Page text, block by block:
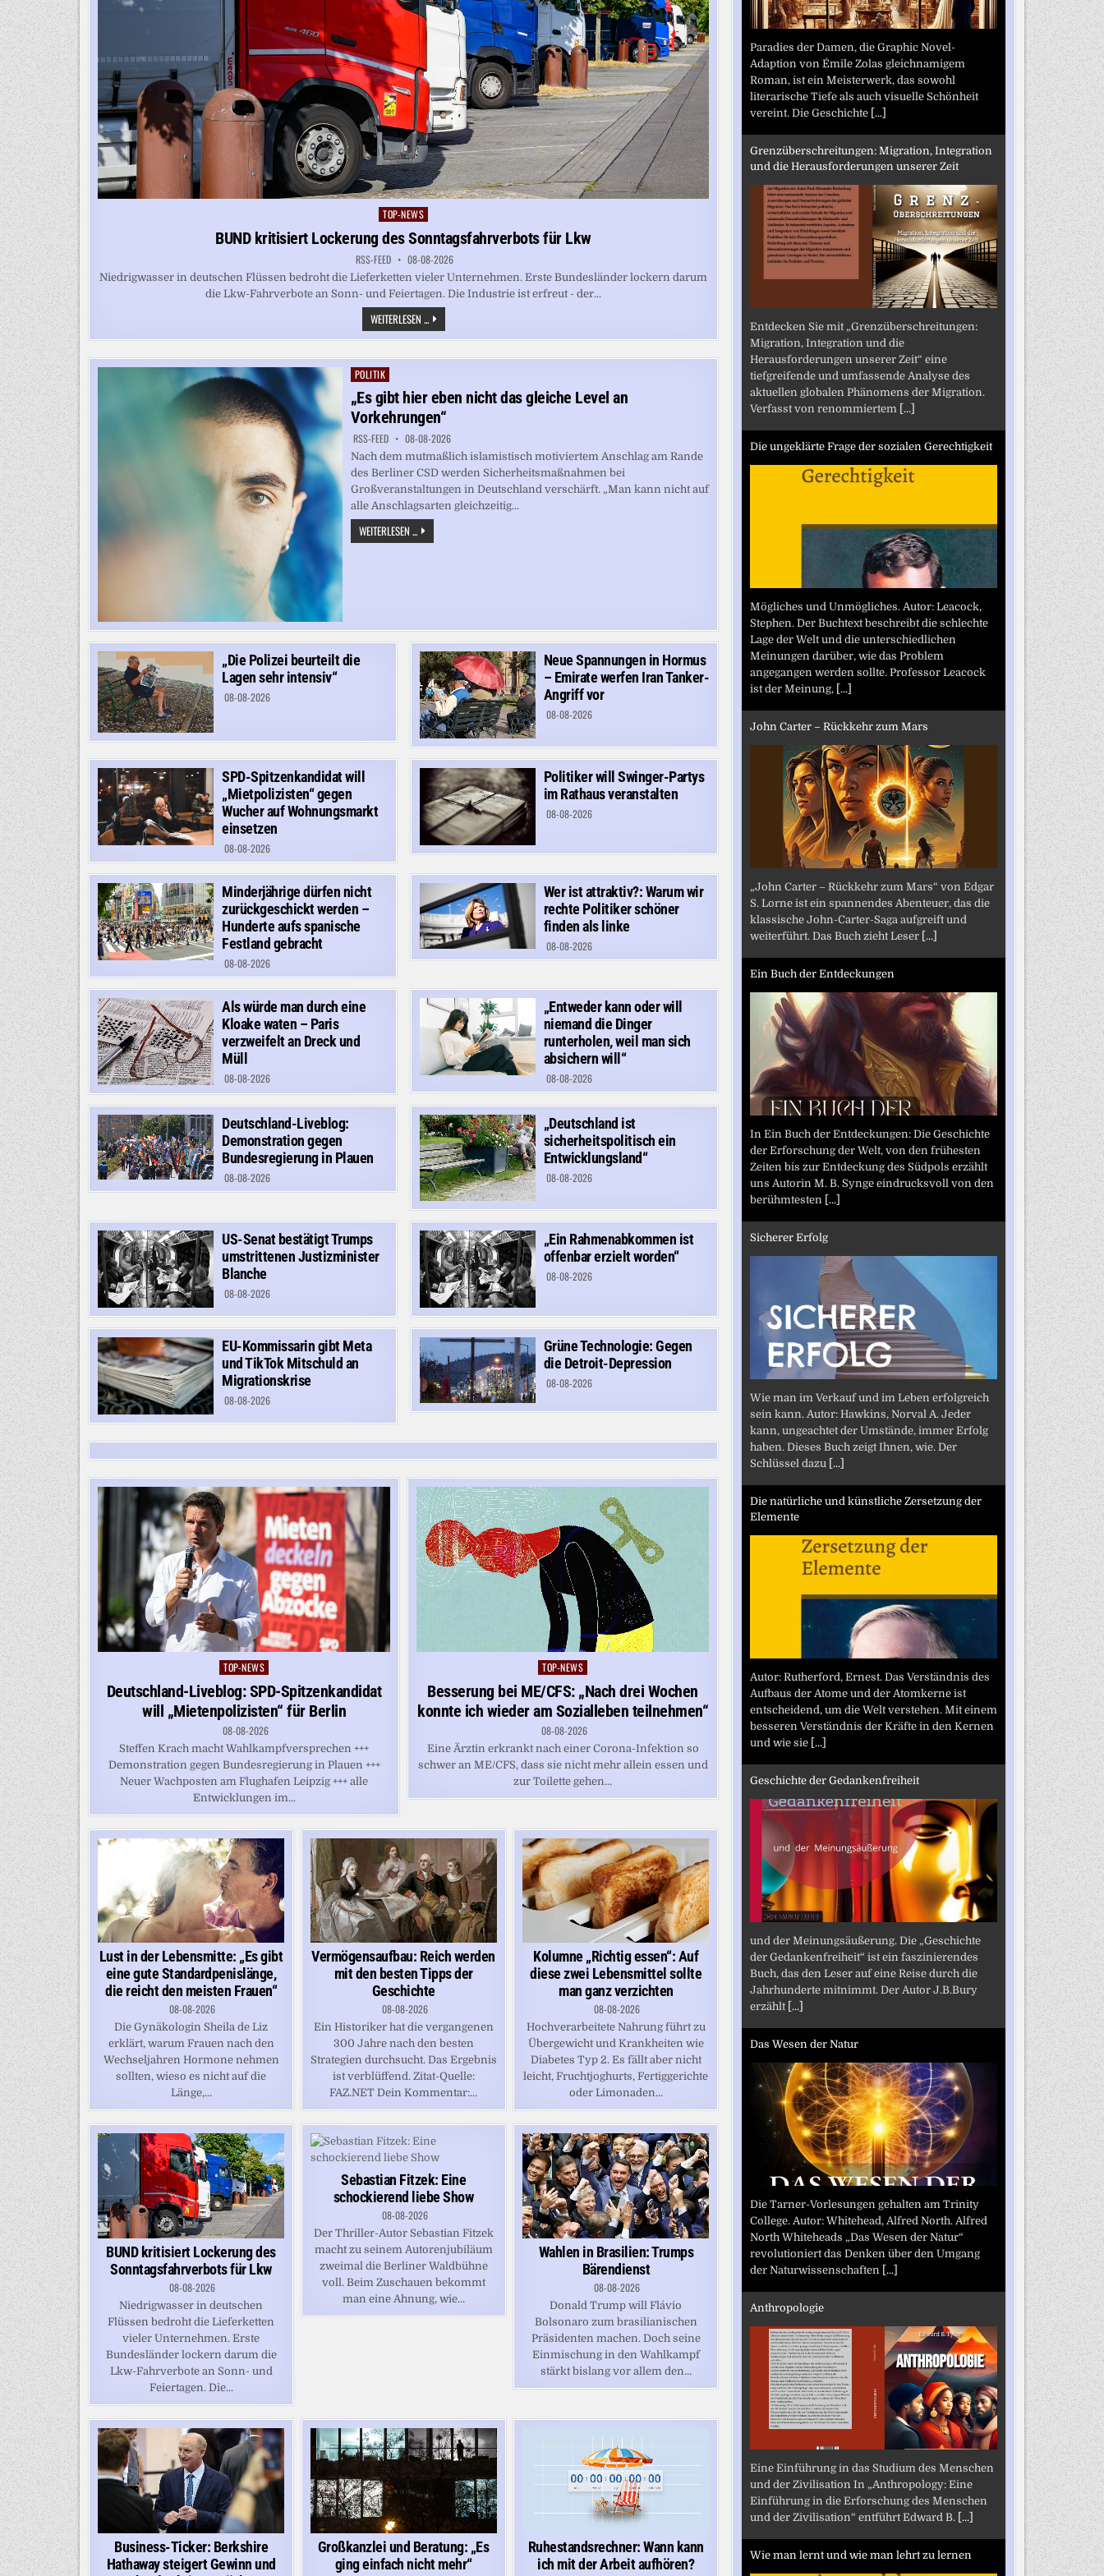
Posted
in
TOP-NEWS
BUND kritisiert Lockerung des Sonntagsfahrverbots für Lkw
RSS-FEED 08-08-2026
Niedrigwasser in deutschen Flüssen bedroht die Lieferketten vieler Unternehmen. Erste Bundesländer lockern darum
die Lkw-Fahrverbote an Sonn- und Feiertagen. Die Industrie ist erfreut - der...
WEITERLESEN ... BUND
KRITISIERT
LOCKERUNG
SONNTAGSFAHRVERBOTS
Posted
in
POLITIK
„Es gibt hier eben nicht das gleiche Level an
Vorkehrungen“
RSS-FEED 08-08-2026
Nach dem mutmaßlich islamistisch motiviertem Anschlag am Rande
des Berliner CSD werden Sicherheitsmaßnahmen bei
Großveranstaltungen in Deutschland verschärft. „Man kann nicht auf
alle Anschlagsarten gleichzeitig...
WEITERLESEN ... „ES
GIBT
„Die Polizei beurteilt die
Lagen sehr intensiv“
08-08-2026
Neue Spannungen in Hormus
– Emirate werfen Iran Tanker-
Angriff vor
08-08-2026
SPD-Spitzenkandidat will
„Mietpolizisten“ gegen
Wucher auf Wohnungsmarkt
einsetzen
08-08-2026
Politiker will Swinger-Partys
im Rathaus veranstalten
08-08-2026
Minderjährige dürfen nicht
zurückgeschickt werden –
Hunderte aufs spanische
Festland gebracht
08-08-2026
Wer ist attraktiv?: Warum wir
rechte Politiker schöner
finden als linke
08-08-2026
Als würde man durch eine
Kloake waten – Paris
verzweifelt an Dreck und
Müll
08-08-2026
„Entweder kann oder will
niemand die Dinger
runterholen, weil man sich
absichern will“
08-08-2026
Deutschland-Liveblog:
Demonstration gegen
Bundesregierung in Plauen
08-08-2026
„Deutschland ist
sicherheitspolitisch ein
Entwicklungsland“
08-08-2026
US-Senat bestätigt Trumps
umstrittenen Justizminister
Blanche
08-08-2026
„Ein Rahmenabkommen ist
offenbar erzielt worden“
08-08-2026
EU-Kommissarin gibt Meta
und TikTok Mitschuld an
Migrationskrise
08-08-2026
Grüne Technologie: Gegen
die Detroit-Depression
08-08-2026
Posted
in
TOP-NEWS
Deutschland-Liveblog: SPD-Spitzenkandidat
will „Mietenpolizisten“ für Berlin
08-08-2026
Steffen Krach macht Wahlkampfversprechen +++
Demonstration gegen Bundesregierung in Plauen +++
Neuer Wachposten am Flughafen Leipzig +++ alle
Entwicklungen im...
Posted
in
TOP-NEWS
Besserung bei ME/CFS: „Nach drei Wochen
konnte ich wieder am Sozialleben teilnehmen“
08-08-2026
Eine Ärztin erkrankt nach einer Corona-Infektion so
schwer an ME/CFS, dass sie nicht mehr allein essen und
zur Toilette gehen...
Lust in der Lebensmitte: „Es gibt
eine gute Standardpenislänge,
die reicht den meisten Frauen“
08-08-2026
Die Gynäkologin Sheila de Liz
erklärt, warum Frauen nach den
Wechseljahren Hormone nehmen
sollten, wieso es nicht auf die
Länge,...
Vermögensaufbau: Reich werden
mit den besten Tipps der
Geschichte
08-08-2026
Ein Historiker hat die vergangenen
300 Jahre nach den besten
Strategien durchsucht. Das Ergebnis
ist verblüffend. Zitat-Quelle:
FAZ.NET Dein Kommentar:...
Kolumne „Richtig essen“: Auf
diese zwei Lebensmittel sollte
man ganz verzichten
08-08-2026
Hochverarbeitete Nahrung führt zu
Übergewicht und Krankheiten wie
Diabetes Typ 2. Es fällt aber nicht
leicht, Fruchtjoghurts, Fertiggerichte
oder Limonaden...
BUND kritisiert Lockerung des
Sonntagsfahrverbots für Lkw
08-08-2026
Niedrigwasser in deutschen
Flüssen bedroht die Lieferketten
vieler Unternehmen. Erste
Bundesländer lockern darum die
Lkw-Fahrverbote an Sonn- und
Feiertagen. Die...
Sebastian Fitzek: Eine
schockierend liebe Show
08-08-2026
Der Thriller-Autor Sebastian Fitzek
macht zu seinem Autorenjubiläum
zweimal die Berliner Waldbühne
voll. Beim Zuschauen bekommt
man eine Ahnung, wie...
Wahlen in Brasilien: Trumps
Bärendienst
08-08-2026
Donald Trump will Flávio
Bolsonaro zum brasilianischen
Präsidenten machen. Doch seine
Einmischung in den Wahlkampf
stärkt bislang vor allem den...
Business-Ticker: Berkshire
Hathaway steigert Gewinn und
Großkanzlei und Beratung: „Es
ging einfach nicht mehr“
Ruhestandsrechner: Wann kann
ich mit der Arbeit aufhören?
Paradies der Damen, die Graphic Novel-
Adaption von Émile Zolas gleichnamigem
Roman, ist ein Meisterwerk, das sowohl
literarische Tiefe als auch visuelle Schönheit
vereint. Die Geschichte [...]
Grenzüberschreitungen: Migration, Integration
und die Herausforderungen unserer Zeit
Entdecken Sie mit „Grenzüberschreitungen:
Migration, Integration und die
Herausforderungen unserer Zeit“ eine
tiefgreifende und umfassende Analyse des
aktuellen globalen Phänomens der Migration.
Verfasst von renommiertem [...]
Die ungeklärte Frage der sozialen Gerechtigkeit
Mögliches und Unmögliches. Autor: Leacock,
Stephen. Der Buchtext beschreibt die schlechte
Lage der Welt und die unterschiedlichen
Meinungen darüber, wie das Problem
angegangen werden sollte. Professor Leacock
ist der Meinung, [...]
John Carter – Rückkehr zum Mars
„John Carter – Rückkehr zum Mars“ von Edgar
S. Lorne ist ein spannendes Abenteuer, das die
klassische John-Carter-Saga aufgreift und
weiterführt. Das Buch zieht Leser [...]
Ein Buch der Entdeckungen
In Ein Buch der Entdeckungen: Die Geschichte
der Erforschung der Welt, von den frühesten
Zeiten bis zur Entdeckung des Südpols erzählt
uns Autorin M. B. Synge eindrucksvoll von den
berühmtesten [...]
Sicherer Erfolg
Wie man im Verkauf und im Leben erfolgreich
sein kann. Autor: Hawkins, Norval A. Jeder
kann, ungeachtet der Umstände, immer Erfolg
haben. Dieses Buch zeigt Ihnen, wie. Der
Schlüssel dazu [...]
Die natürliche und künstliche Zersetzung der
Elemente
Autor: Rutherford, Ernest. Das Verständnis des
Aufbaus der Atome und der Atomkerne ist
entscheidend, um die Welt verstehen. Mit einem
besseren Verständnis der Kräfte in den Kernen
und wie sie [...]
Geschichte der Gedankenfreiheit
und der Meinungsäußerung. Die „Geschichte
der Gedankenfreiheit“ ist ein faszinierendes
Buch, das den Leser auf eine Reise durch die
Jahrhunderte mitnimmt. Der Autor J.B.Bury
erzählt [...]
Das Wesen der Natur
Die Tarner-Vorlesungen gehalten am Trinity
College. Autor: Whitehead, Alfred North. Alfred
North Whiteheads „Das Wesen der Natur“
revolutioniert das Denken über den Umgang
der Naturwissenschaften [...]
Anthropologie
Eine Einführung in das Studium des Menschen
und der Zivilisation In „Anthropology: Eine
Einführung in die Erforschung des Menschen
und der Zivilisation“ entführt Edward B. [...]
Wie man lernt und wie man lehrt zu lernen